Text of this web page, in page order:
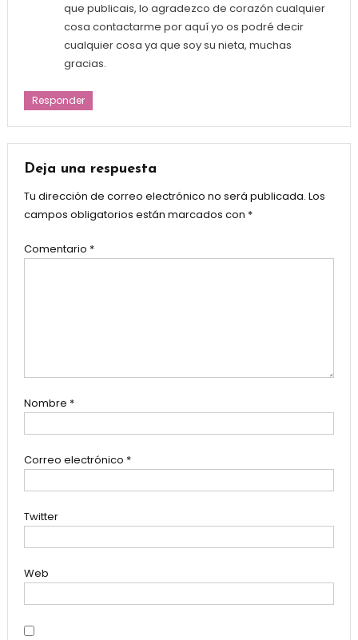
que publicais, lo agradezco de corazón cualquier
cosa contactarme por aquí yo os podré decir
cualquier cosa ya que soy su nieta, muchas
gracias.
Responder
Deja una respuesta
Tu dirección de correo electrónico no será publicada. Los
campos obligatorios están marcados con *
Comentario *
Nombre *
Correo electrónico *
Twitter
Web